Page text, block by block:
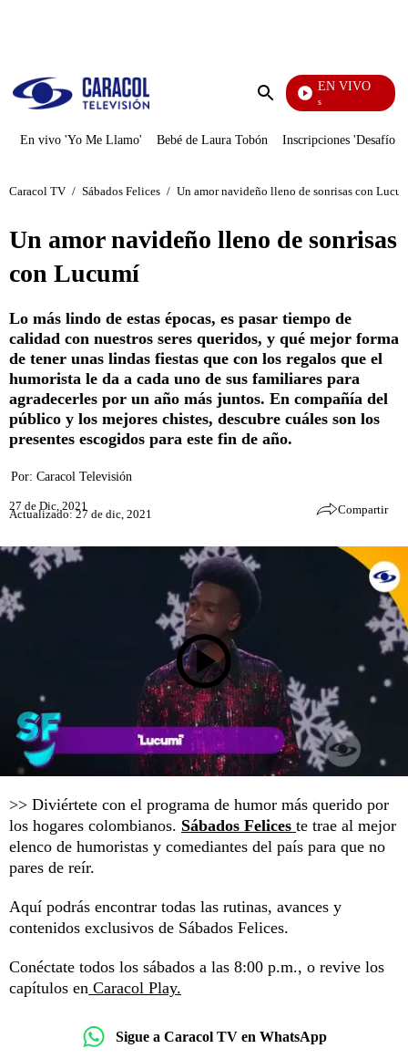
Enviar
EN VIVO
También Caerás
En vivo 'Yo Me Llamo' Bebé de Laura Tobón Inscripciones 'Desafío'
Caracol TV / Sábados Felices / Un amor navideño lleno de sonrisas con
Un amor navideño lleno de sonrisas
con Lucumí
Lo más lindo de estas épocas, es pasar tiempo de
calidad con nuestros seres queridos, y qué mejor forma
de tener unas lindas fiestas que con los regalos que el
humorista le da a cada uno de sus familiares para
agradecerles por un año más juntos. En compañía del
público y los mejores chistes, descubre cuáles son los
presentes escogidos para este fin de año.
Por: Caracol Televisión
27 de Dic, 2021
Actualizado: 27 de dic, 2021 Compartir
>> Diviértete con el programa de humor más querido por
los hogares colombianos. Sábados Felices te trae al mejor
elenco de humoristas y comediantes del país para que no
pares de reír.
Aquí podrás encontrar todas las rutinas, avances y
contenidos exclusivos de Sábados Felices.
Conéctate todos los sábados a las 8:00 p.m., o revive los
capítulos en Caracol Play.
Sigue a Caracol TV en WhatsApp